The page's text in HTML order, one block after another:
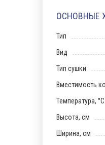
ОСНОВНЫЕ
Тип
Вид
Тип сушки
Вместимость
Температура, °С
Высота, см
Ширина, см